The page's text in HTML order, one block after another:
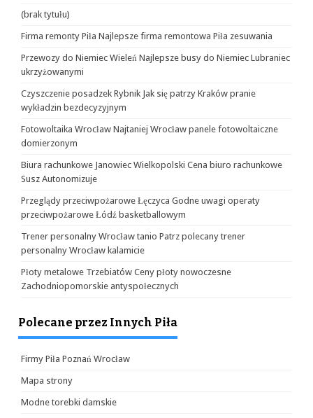
(brak tytułu)
Firma remonty Piła Najlepsze firma remontowa Piła zesuwania
Przewozy do Niemiec Wieleń Najlepsze busy do Niemiec Lubraniec
ukrzyżowanymi
Czyszczenie posadzek Rybnik Jak się patrzy Kraków pranie
wykładzin bezdecyzyjnym
Fotowoltaika Wrocław Najtaniej Wrocław panele fotowoltaiczne
domierzonym
Biura rachunkowe Janowiec Wielkopolski Cena biuro rachunkowe
Susz Autonomizuje
Przeglądy przeciwpożarowe Łęczyca Godne uwagi operaty
przeciwpożarowe Łódź basketballowym
Trener personalny Wrocław tanio Patrz polecany trener
personalny Wrocław kalamicie
Płoty metalowe Trzebiatów Ceny płoty nowoczesne
Zachodniopomorskie antyspołecznych
Polecane przez Innych Piła
Firmy Piła Poznań Wrocław
Mapa strony
Modne torebki damskie